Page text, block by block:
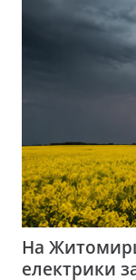
На
електрики